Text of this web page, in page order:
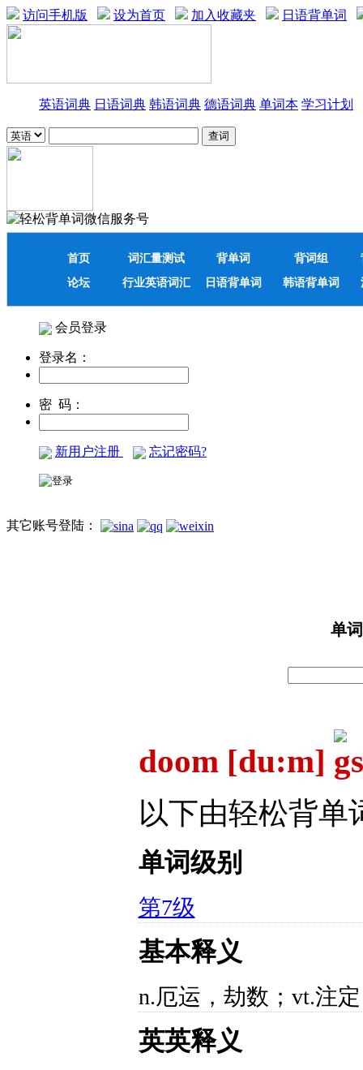
访问手机版 设为首页 加入收藏夹 日语背单词
英语词典 日语词典 韩语词典 德语词典 单词本 学习计划
首页 词汇量测试 背单词 背词组
论坛
行业英语词汇 日语背单词 韩语背单词
会员登录
登录名：
密 码：
新用户注册 忘记密码?
其它账号登陆：
单
doom [du:m]
以下由轻松背单
单词级别
第7级
基本释义
n.厄运，劫数；vt.注
英英释义